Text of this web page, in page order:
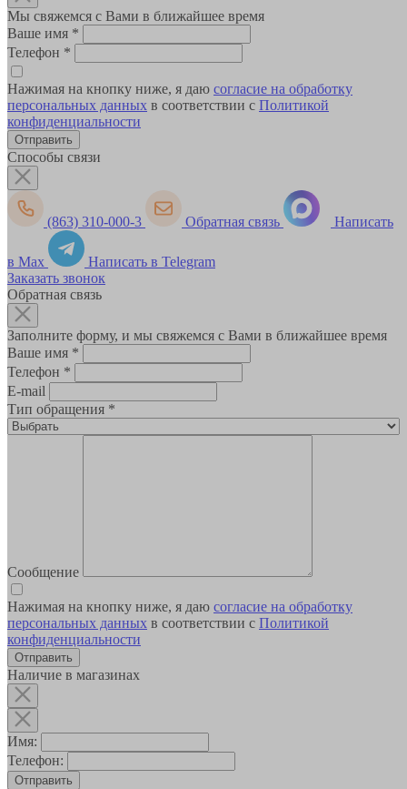
Мы свяжемся с Вами в ближайшее время
Ваше имя *
Телефон *
Нажимая на кнопку ниже, я даю согласие на обработку
персональных данных в соответствии с Политикой
конфиденциальности
Способы связи
(863) 310-000-3 Обратная связь Написать
в Max
Написать в Telegram
Заказать звонок
Обратная связь
Заполните форму, и мы свяжемся с Вами в ближайшее время
Ваше имя *
Телефон *
E-mail
Тип обращения *
Сообщение
Нажимая на кнопку ниже, я даю согласие на обработку
персональных данных в соответствии с Политикой
конфиденциальности
Наличие в магазинах
Имя:
Телефон:
Отправить